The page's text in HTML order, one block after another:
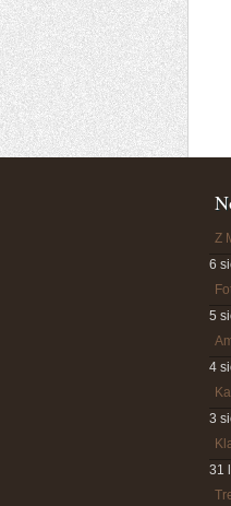
Z
6
5
4
3
31